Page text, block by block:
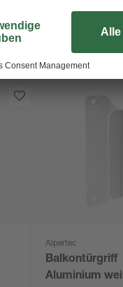
Alpertec
Balkontürgriff
Aluminium